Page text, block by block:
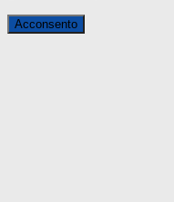
Acconsento